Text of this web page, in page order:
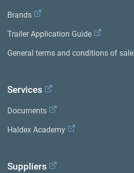
Brands
Trailer Application Guide
General terms and conditions of sale
Services
Documents
Haldex Academy
Suppliers